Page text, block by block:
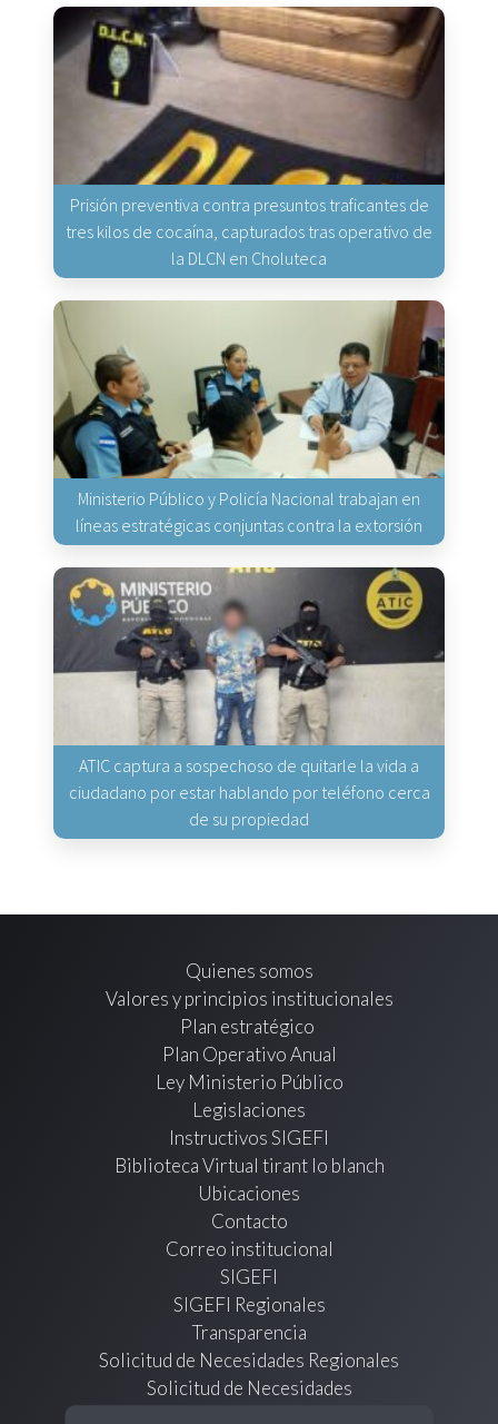
Prisión preventiva contra presuntos traficantes de
tres kilos de cocaína, capturados tras operativo de
la DLCN en Choluteca
Ministerio Público y Policía Nacional trabajan en
líneas estratégicas conjuntas contra la extorsión
ATIC captura a sospechoso de quitarle la vida a
ciudadano por estar hablando por teléfono cerca
de su propiedad
Quienes somos
Valores y principios institucionales
Plan estratégico
Plan Operativo Anual
Ley Ministerio Público
Legislaciones
Instructivos SIGEFI
Biblioteca Virtual tirant lo blanch
Ubicaciones
Contacto
Correo institucional
SIGEFI
SIGEFI Regionales
Transparencia
Solicitud de Necesidades Regionales
Solicitud de Necesidades